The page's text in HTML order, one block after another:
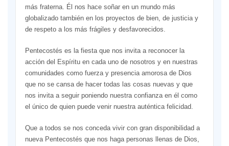
más fraterna. Él nos hace soñar en un mundo más
globalizado también en los proyectos de bien, de justicia y
de respeto a los más frágiles y desfavorecidos.
Pentecostés es la fiesta que nos invita a reconocer la
acción del Espíritu en cada uno de nosotros y en nuestras
comunidades como fuerza y presencia amorosa de Dios
que no se cansa de hacer todas las cosas nuevas y que
nos invita a seguir poniendo nuestra confianza en él como
el único de quien puede venir nuestra auténtica felicidad.
Que a todos se nos conceda vivir con gran disponibilidad a
nueva Pentecostés que nos haga personas llenas de Dios,